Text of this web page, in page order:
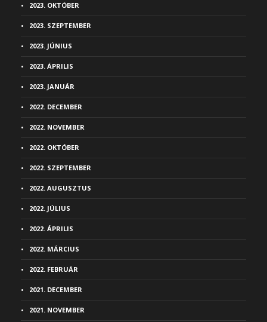
2023. OKTÓBER
2023. SZEPTEMBER
2023. JÚNIUS
2023. ÁPRILIS
2023. JANUÁR
2022. DECEMBER
2022. NOVEMBER
2022. OKTÓBER
2022. SZEPTEMBER
2022. AUGUSZTUS
2022. JÚLIUS
2022. ÁPRILIS
2022. MÁRCIUS
2022. FEBRUÁR
2021. DECEMBER
2021. NOVEMBER